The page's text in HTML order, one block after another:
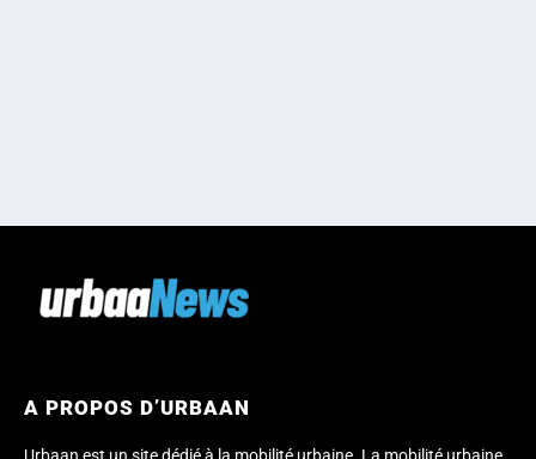
A PROPOS D’URBAAN
Urbaan est un site dédié à la mobilité urbaine. La mobilité urbaine